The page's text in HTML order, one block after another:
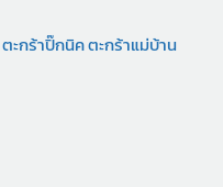
ตะกร้าปิ๊กนิคตะกร้าแม่บ้าน